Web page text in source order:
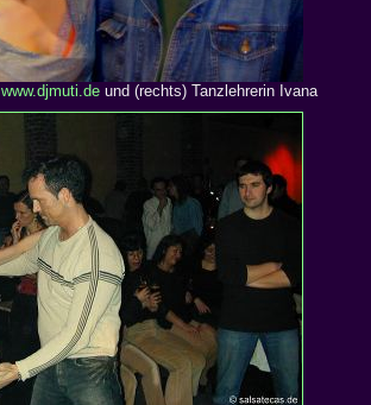
www.djmuti.deund (rechts) Tanzlehrerin Ivana